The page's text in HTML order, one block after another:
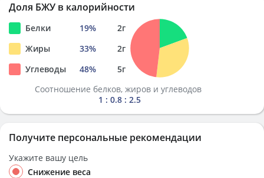
Доля БЖУ в калорийности
Белки 19% 2г
Жиры
33% 2г
Углеводы
48% 5г
Соотношение белков, жиров и углеводов
1 : 0.8 : 2.5
Получите персональные рекомендации
Укажите вашу цель
Снижение веса